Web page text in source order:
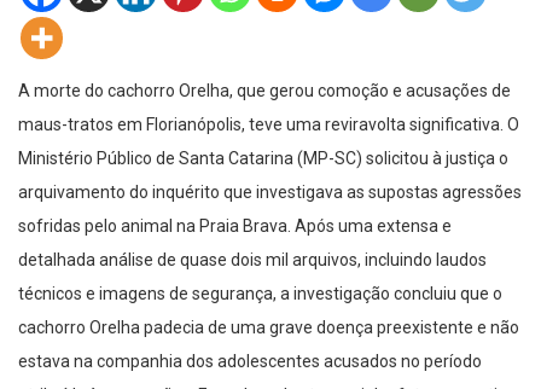
A morte do cachorro Orelha, que gerou comoção e acusações de
maus-tratos em Florianópolis, teve uma reviravolta significativa. O
Ministério Público de Santa Catarina (MP-SC) solicitou à justiça o
arquivamento do inquérito que investigava as supostas agressões
sofridas pelo animal na Praia Brava. Após uma extensa e
detalhada análise de quase dois mil arquivos, incluindo laudos
técnicos e imagens de segurança, a investigação concluiu que o
cachorro Orelha padecia de uma grave doença preexistente e não
estava na companhia dos adolescentes acusados no período